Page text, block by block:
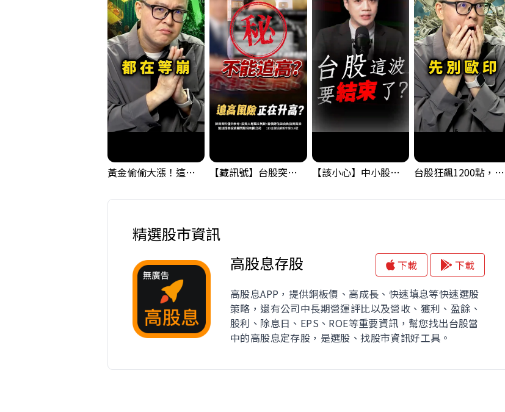
黃金偷偷大漲！這才是決定台股生死的「真風向球」！｜Mr.Jimmy高志銘 #黃金 #美元指數 #聯準會 【藏訊號】台股突破季線，週一我提醒了這個關鍵訊號 【該小心】中小股派對結束 ? 關鍵訊號都指向... 台股狂飆1200點，但還有兩關沒過｜Mr.Jimmy高志銘 #台股 #期貨 #加權指數
精選股市資訊
高股息存股
下載
下載
高股息APP，提供銅板價、高成長、快速填息等快速選股
策略，還有公司中長期營運評比以及營收、獲利、盈餘、
股利、除息日、EPS、ROE等重要資訊，幫您找出台股當
中的高股息定存股，是選股、找股市資訊好工具。